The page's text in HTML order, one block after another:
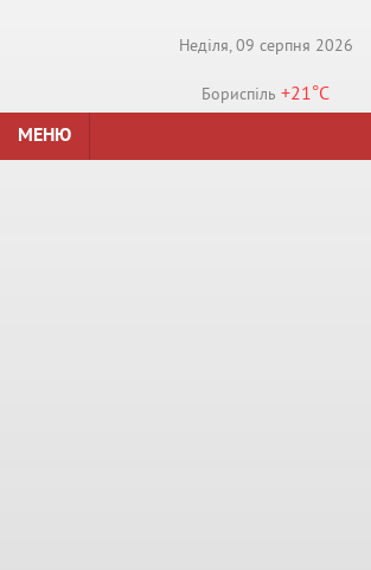
Недiля, 09 серпня 2026
Бориспiль +21°C
МЕНЮ